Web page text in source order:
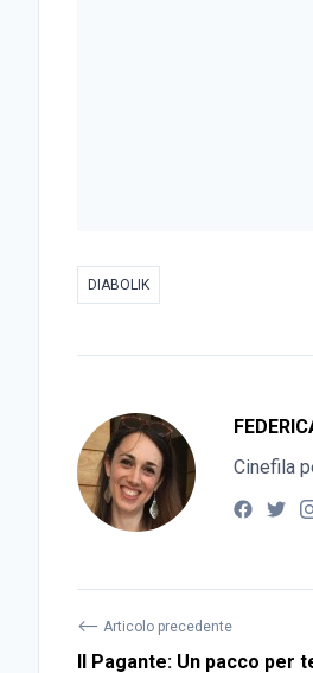
DIABOLIK
Cinefila
⟵ Articolo precedente
Il Pagante: Un pacco per